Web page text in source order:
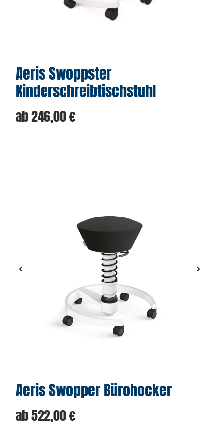
Aeris Swoppster
Kinderschreibtischstuhl
ab246,00€
Aeris Swopper Bürohocker
ab522,00€